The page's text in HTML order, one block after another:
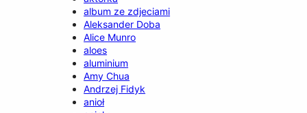
album ze zdjeciami
Aleksander Doba
Alice Munro
aloes
aluminium
Amy Chua
Andrzej Fidyk
anioł